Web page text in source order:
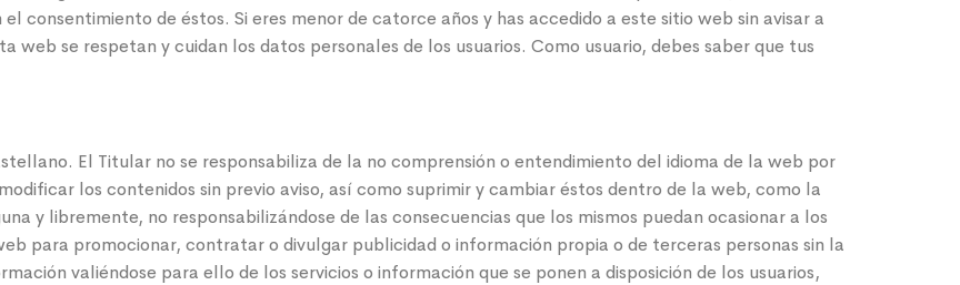
consentimiento de éstos. Si eres menor de catorce años y has accedido a este sitio web sin avisar a
web se respetan y cuidan los datos personales de los usuarios. Como usuario, debes saber que tus
El Titular no se responsabiliza de la no comprensión o entendimiento del idioma de la web por
los contenidos sin previo aviso, así como suprimir y cambiar éstos dentro de la web, como la
y libremente, no responsabilizándose de las consecuencias que los mismos puedan ocasionar a los
para promocionar, contratar o divulgar publicidad o información propia o de terceras personas sin la
valiéndose para ello de los servicios o información que se ponen a disposición de los usuarios,